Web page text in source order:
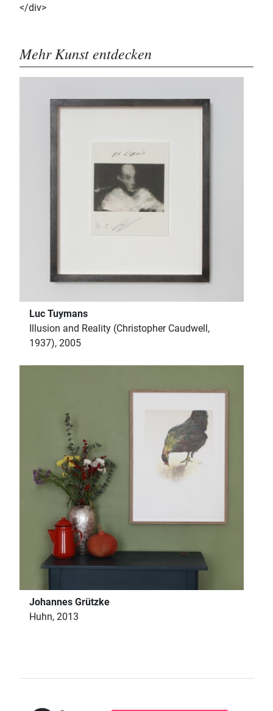
</div>
Mehr Kunst entdecken
Luc Tuymans
Illusion and Reality (Christopher Caudwell,
1937), 2005
Johannes Grützke
Huhn, 2013